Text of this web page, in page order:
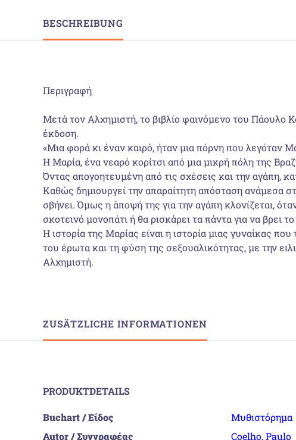
BESCHREIBUNG
Περιγραφή
Μετά τον Αλχημιστή, το βιβλίο φαινόμενο του Πάουλο
έκδοση.
«Μια φορά κι έναν καιρό, ήταν μια πόρνη που λεγόταν
Η Μαρία, ένα νεαρό κορίτσι από μια μικρή πόλη της
Όντας απογοητευμένη από τις σχέσεις και την αγάπη,
Καθώς δημιουργεί την απαραίτητη απόσταση ανάμεσα
σβήνει. Όμως η άποψή της για την αγάπη κλονίζεται,
σκοτεινό μονοπάτι ή θα ρισκάρει τα πάντα για να βρει
Η ιστορία της Μαρίας είναι η ιστορία μιας γυναίκας
του έρωτα και τη φύση της σεξουαλικότητας, με την
Αλχημιστή.
ZUSÄTZLICHE INFORMATIONEN
PRODUKTDETAILS
Buchart / Είδος
Μυθιστόρημα
Autor / Συγγραφέας
Coelho, Paulo